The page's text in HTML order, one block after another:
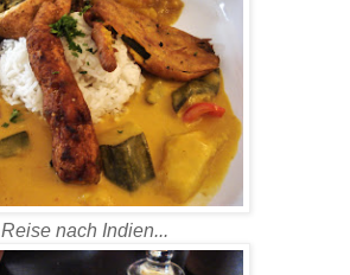
Reise nach Indien...